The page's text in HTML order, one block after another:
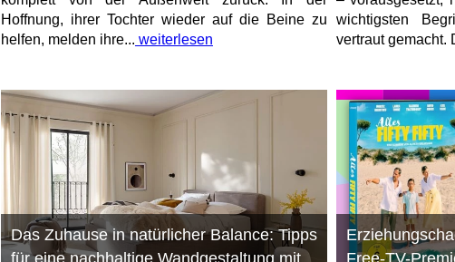
Hoffnung, ihrer Tochter wieder auf die Beine zu
helfen, melden ihre... weiterlesen
wichtigsten
vertraut gemacht.
Das Zuhause in natürlicher Balance: Tipps
für eine nachhaltige Wandgestaltung mit
Free-TV-